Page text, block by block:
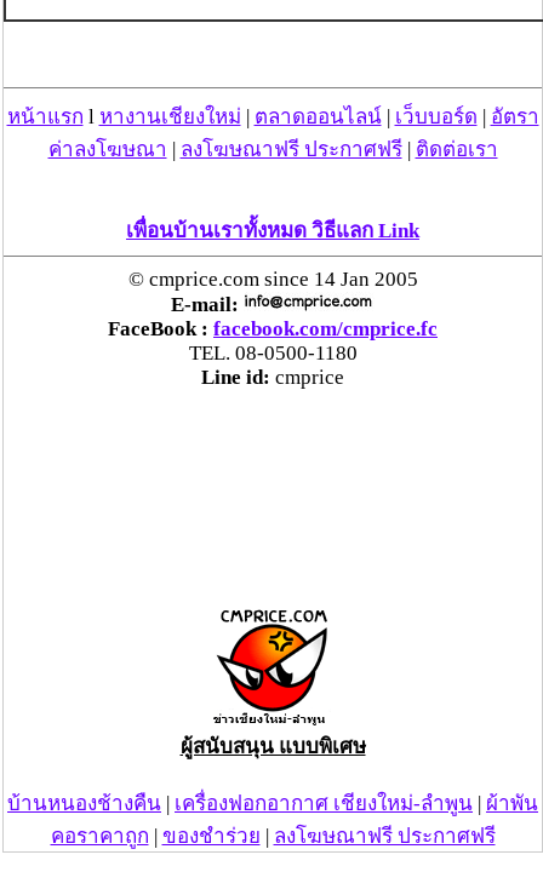
หน้าแรก l หางานเชียงใหม่ | ตลาดออนไลน์| เว็บบอร์ด | อัตรา
ค่าลงโฆษณา | ลงโฆษณาฟรี ประกาศฟรี| ติดต่อเรา
เพื่อนบ้านเราทั้งหมด วิธีแลก Link
© cmprice.com since 14 Jan 2005
E-mail:
FaceBook : facebook.com/cmprice.fc
TEL. 08-0500-1180
Line id: cmprice
ผู้สนับสนุน แบบพิเศษ
บ้านหนองช้างคืน | เครื่องฟอกอากาศ เชียงใหม่-ลำพูน | ผ้าพัน
คอราคาถูก | ของชำร่วย | ลงโฆษณาฟรี ประกาศฟรี